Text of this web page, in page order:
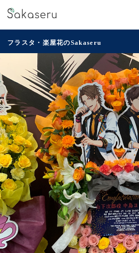
フラスタ・楽屋花のSakaseru